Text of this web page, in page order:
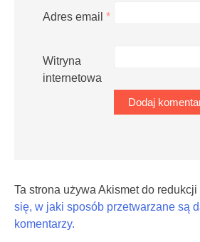
Adres email *
Witryna
internetowa
Ta strona używa Akismet do redukcji
się, w jaki sposób przetwarzane są
komentarzy.